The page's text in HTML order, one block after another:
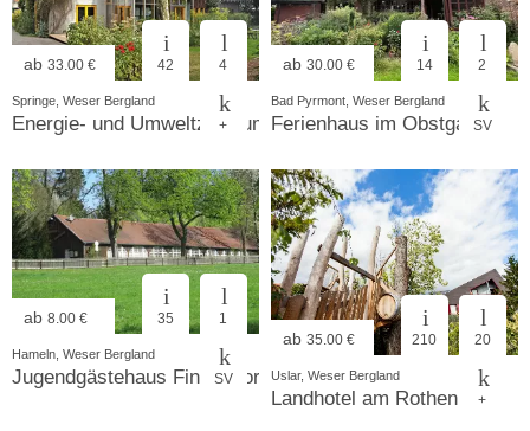
ab 33.00 € 42 4
+
Springe, Weser Bergland
Energie- und Umweltzentrum e.V.
ab 30.00 € 14 2
SV
Bad Pyrmont, Weser Bergland
Ferienhaus im Obstgarten
ab 8.00 € 35 1
SV
Hameln, Weser Bergland
Jugendgästehaus Finkenborn
ab 35.00 € 210 20
+
Uslar, Weser Bergland
Landhotel am Rothenberg